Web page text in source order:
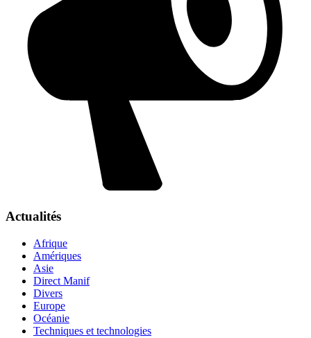
Actualités
Afrique
Amériques
Asie
Direct Manif
Divers
Europe
Océanie
Techniques et technologies